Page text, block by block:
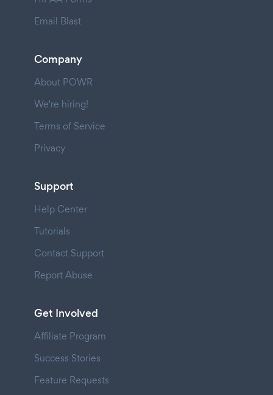
Email Blast
Company
About POWR
We're hiring!
Terms of Service
Privacy
Support
Help Center
Tutorials
Contact Support
Report Abuse
Get Involved
Affiliate Program
Success Stories
Feature Requests